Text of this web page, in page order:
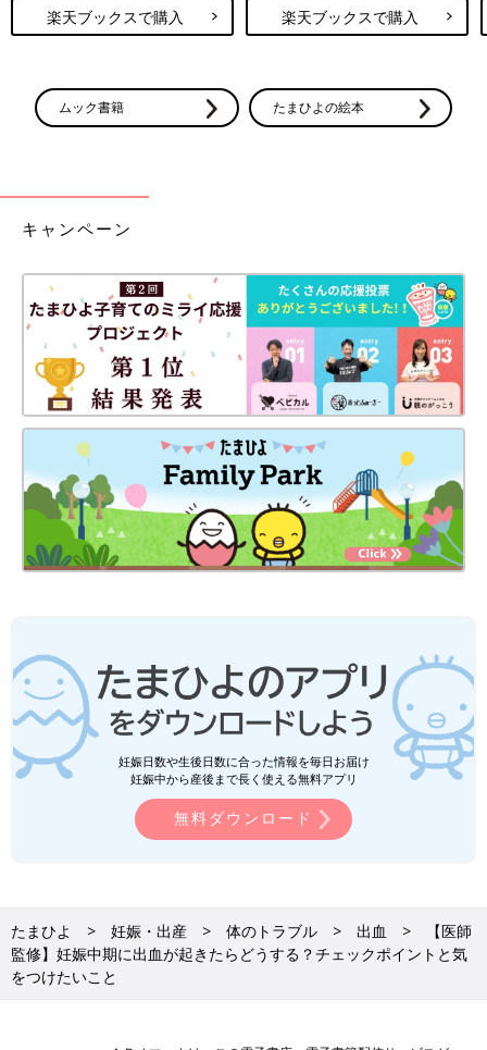
血が心配されるのは32週ごろ、分娩前に胎盤がはがれてしまう常
位胎盤早期剥離が心配されるのは28週以降です。とはいえ、出血
院に相談しましょう。
子宮腟部のびらん
妊娠経過に影響する出血ではないため、出血がおさまれば問題あ
子宮頸管ポリープ
出血を繰り返すと細菌感染から子宮頸管炎や絨毛膜羊膜炎感染を
招き、流産・早産につながる心配が。医師がポリープの大きさ
や、できている場所に応じて、今後の処置を行う時期を慎重に見
極めます。
切迫流・早産
妊娠を継続させるためには、安静生活がいちばんの薬。おなかの
張り具合や子宮口の状態、出血量などに応じて、医師から自宅安
静または入院安静を指示されるでしょう
前置胎盤かどうかを診断するのは妊娠28週ごろ。通常は妊娠中期
に出血することはほとんどないのですが、28週以前に出血が起こ
る可能性もあることを知っておきましょう。もしも出血が見られ
たときには、自宅安静または入院安静が指示されます。
その後はどうなるの？
楽天ブックスで購入 楽天ブックスで購入
ムック書籍 たまひよの絵本
キャンペーン
妊娠日数や生後日数に合った情報を毎日お届け
妊娠中から産後まで長く使える無料アプリ
無料ダウンロード
たまひよ 妊娠・出産 体のトラブル 出血
【医師
監修】妊娠中期に出血が起きたらどうする？チェックポイントと気
をつけたいこと